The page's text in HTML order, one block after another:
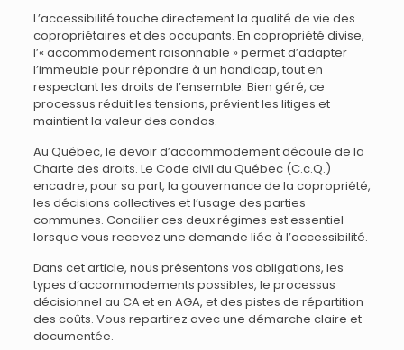
L’accessibilité touche directement la qualité de vie des
copropriétaires et des occupants. En copropriété divise,
l’« accommodement raisonnable » permet d’adapter
l’immeuble pour répondre à un handicap, tout en
respectant les droits de l’ensemble. Bien géré, ce
processus réduit les tensions, prévient les litiges et
maintient la valeur des condos.
Au Québec, le devoir d’accommodement découle de la
Charte des droits. Le Code civil du Québec (C.c.Q.)
encadre, pour sa part, la gouvernance de la copropriété,
les décisions collectives et l’usage des parties
communes. Concilier ces deux régimes est essentiel
lorsque vous recevez une demande liée à l’accessibilité.
Dans cet article, nous présentons vos obligations, les
types d’accommodements possibles, le processus
décisionnel au CA et en AGA, et des pistes de répartition
des coûts. Vous repartirez avec une démarche claire et
documentée.